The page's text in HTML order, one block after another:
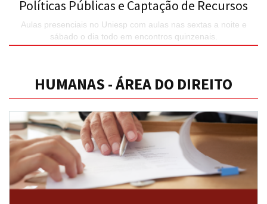
Políticas Públicas e Captação de Recursos
Aulas presenciais no Uniesp com aulas nas sextas a noite e
sábado o dia todo em encontros quinzenais.
HUMANAS - ÁREA DO DIREITO